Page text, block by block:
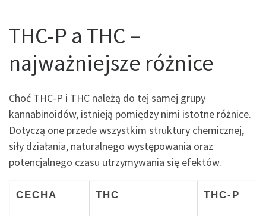
THC-P a THC –
najważniejsze różnice
Choć THC-P i THC należą do tej samej grupy
kannabinoidów, istnieją pomiędzy nimi istotne różnice.
Dotyczą one przede wszystkim struktury chemicznej,
siły działania, naturalnego występowania oraz
potencjalnego czasu utrzymywania się efektów.
CECHA THC THC-P